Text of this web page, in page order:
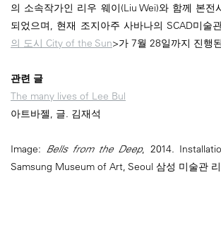
의 소속작가인 리우 웨이(Liu Wei)와 함께 본전
되었으며, 현재 조지아주 사바나의 SCAD미술
의 도시 City of the Sun>가 7월 28일까지 진행
관련 글
The many lives of Lee Bul
아트바젤, 글. 김재석
Image: Bells from the Deep, 2014.
Samsung Museum of Art, Seoul 삼성 미술관